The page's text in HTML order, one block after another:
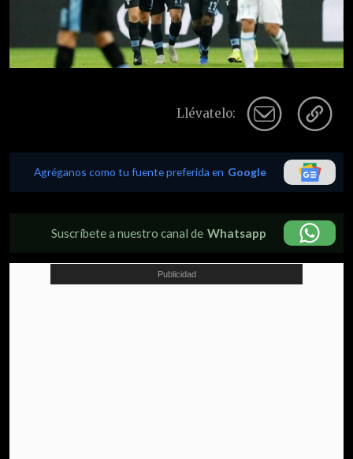
Llévatelo:
Agréganos como tu fuente preferida en Google
Suscríbete a nuestro canal de Whatsapp